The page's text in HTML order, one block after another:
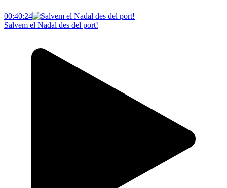
00:40:24
Salvem el Nadal des del port!